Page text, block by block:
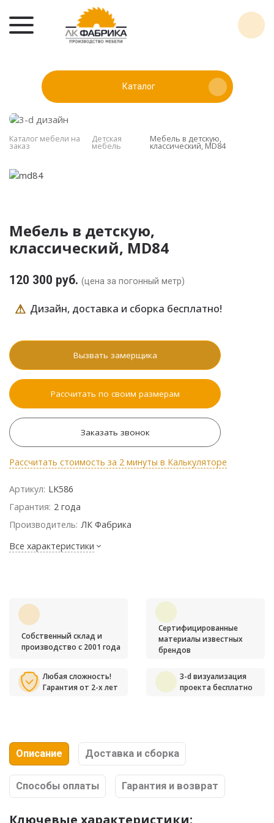
Каталог
Каталог мебели на
заказ
Детская
мебель
Мебель в детскую,
классический, MD84
Мебель в детскую,
классический, MD84
120 300 руб. (цена за погонный метр)
⚠ Дизайн, доставка и сборка бесплатно!
Вызвать замерщика
Рассчитать по своим размерам
Заказать звонок
Рассчитать стоимость за 2 минуты в Калькуляторе
Артикул: LK586
Гарантия: 2 года
Производитель: ЛК Фабрика
Все характеристики
Собственный склад и
производство с 2001 года
Сертифицированные
материалы известных
брендов
Любая сложность!
Гарантия от 2-х лет
3-d визуализация
проекта бесплатно
Описание Доставка и сборка
Способы оплаты Гарантия и возврат
Ключевые характеристики: